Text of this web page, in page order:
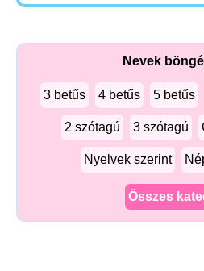
Nevek
3 betűs 4 betűs 5 betűs
2 szótagú 3 szótagú
Nyelvek szerint
Összes